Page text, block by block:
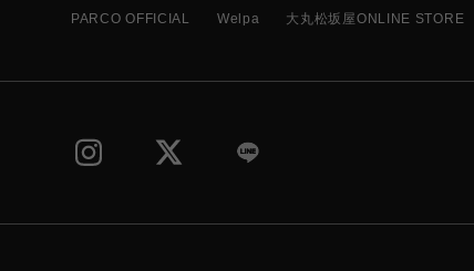
PARCO OFFICIAL Welpa 大丸松坂屋ONLINE STORE